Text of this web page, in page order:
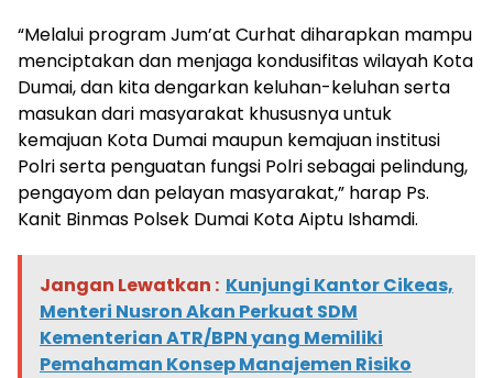
“Melalui program Jum’at Curhat diharapkan mampu
menciptakan dan menjaga kondusifitas wilayah Kota
Dumai, dan kita dengarkan keluhan-keluhan serta
masukan dari masyarakat khususnya untuk
kemajuan Kota Dumai maupun kemajuan institusi
Polri serta penguatan fungsi Polri sebagai pelindung,
pengayom dan pelayan masyarakat,” harap Ps.
Kanit Binmas Polsek Dumai Kota Aiptu Ishamdi.
Jangan Lewatkan : Kunjungi Kantor Cikeas,
Menteri Nusron Akan Perkuat SDM
Kementerian ATR/BPN yang Memiliki
Pemahaman Konsep Manajemen Risiko